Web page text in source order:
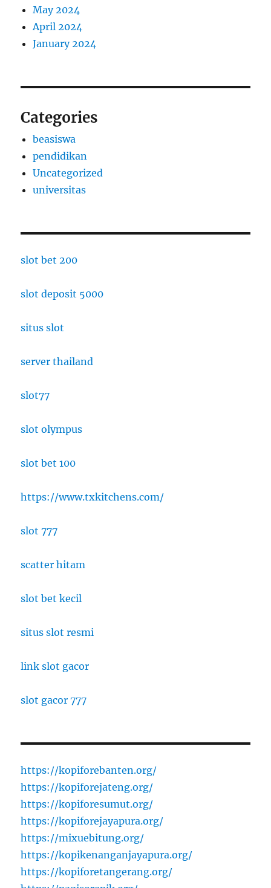
May 2024
April 2024
January 2024
Categories
beasiswa
pendidikan
Uncategorized
universitas
slot bet 200
slot deposit 5000
situs slot
server thailand
slot77
slot olympus
slot bet 100
https://www.txkitchens.com/
slot 777
scatter hitam
slot bet kecil
situs slot resmi
link slot gacor
slot gacor 777
https://kopiforebanten.org/
https://kopiforejateng.org/
https://kopiforesumut.org/
https://kopiforejayapura.org/
https://mixuebitung.org/
https://kopikenanganjayapura.org/
https://kopiforetangerang.org/